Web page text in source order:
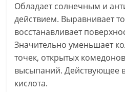
Обладает солнечным и
действием. Выравнивает
восстанавливает
Значительно уменьшает
точек, открытых
высыпаний. Действующее
кислота.